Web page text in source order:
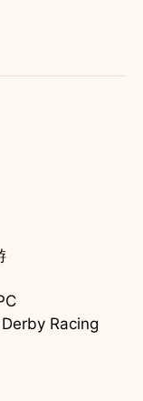
Racing